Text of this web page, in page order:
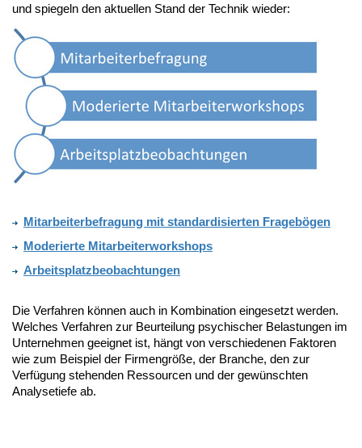
und spiegeln den aktuellen Stand der Technik wieder:
Mitarbeiterbefragung mit standardisierten Fragebögen
Moderierte Mitarbeiterworkshops
Arbeitsplatzbeobachtungen
Die Verfahren können auch in Kombination eingesetzt werden.
Welches Verfahren zur Beurteilung psychischer Belastungen im
Unternehmen geeignet ist, hängt von verschiedenen Faktoren
wie zum Beispiel der Firmengröße, der Branche, den zur
Verfügung stehenden Ressourcen und der gewünschten
Analysetiefe ab.